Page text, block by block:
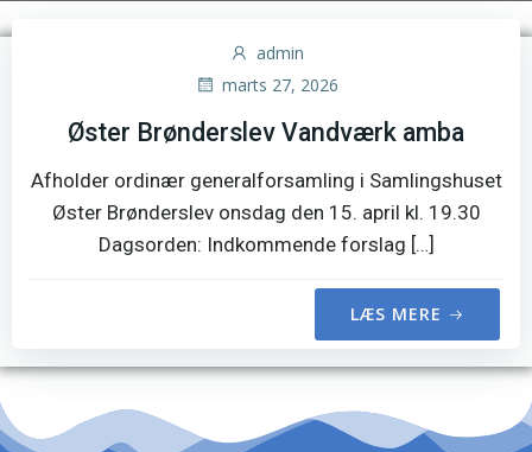
admin
marts 27, 2026
Øster Brønderslev Vandværk amba
Afholder ordinær generalforsamling i Samlingshuset
Øster Brønderslev onsdag den 15. april kl. 19.30
Dagsorden: Indkommende forslag […]
LÆS MERE